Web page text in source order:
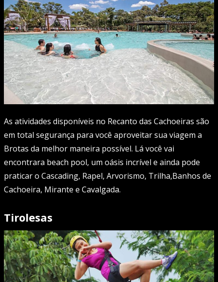
As atividades disponíveis no Recanto das Cachoeiras são
em total segurança para você aproveitar sua viagem a
Brotas da melhor maneira possível. Lá você vai
encontrara beach pool, um oásis incrível e ainda pode
praticar o Cascading, Rapel, Arvorismo, Trilha,Banhos de
Cachoeira, Mirante e Cavalgada.
Tirolesas